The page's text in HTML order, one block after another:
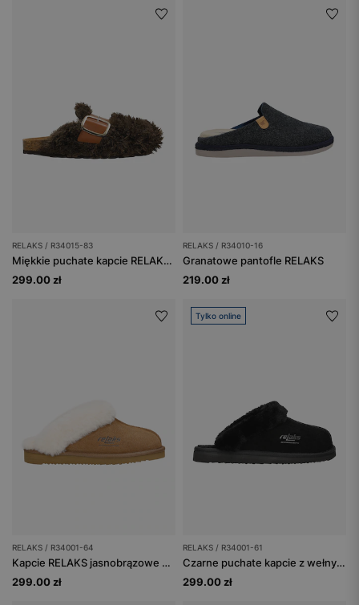
RELAKS / R34015-83
Miękkie puchate kapcie RELAKS na korkowej podeszwie
299.00 zł
RELAKS / R34010-16
Granatowe pantofle RELAKS
219.00 zł
RELAKS / R34001-64
Kapcie RELAKS jasnobrązowe z wełną merino
299.00 zł
Tylko online
RELAKS / R34001-61
Czarne puchate kapcie z wełny merino
299.00 zł